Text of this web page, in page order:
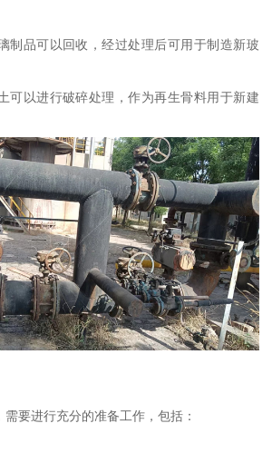
制品可以回收，经过处理后可用于制造新玻
可以进行破碎处理，作为再生骨料用于新建
要进行充分的准备工作，包括：